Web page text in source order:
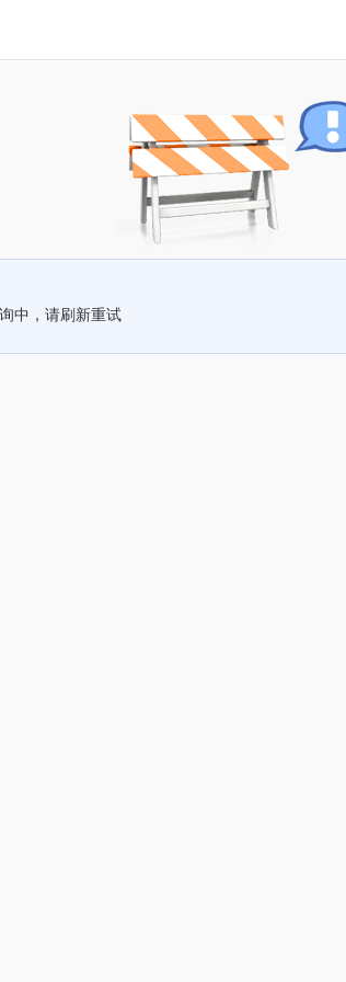
中，请刷新重试